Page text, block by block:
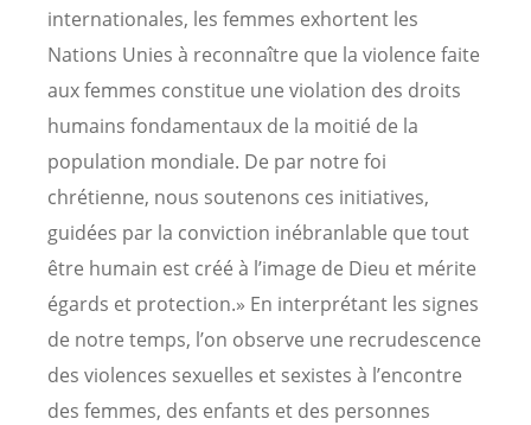
internationales, les femmes exhortent les
Nations Unies à reconnaître que la violence faite
aux femmes constitue une violation des droits
humains fondamentaux de la moitié de la
population mondiale. De par notre foi
chrétienne, nous soutenons ces initiatives,
guidées par la conviction inébranlable que tout
être humain est créé à l’image de Dieu et mérite
égards et protection.» En interprétant les signes
de notre temps, l’on observe une recrudescence
des violences sexuelles et sexistes à l’encontre
des femmes, des enfants et des personnes